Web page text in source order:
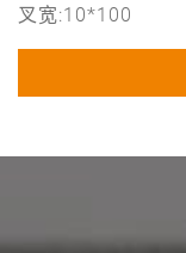
叉宽:10*100